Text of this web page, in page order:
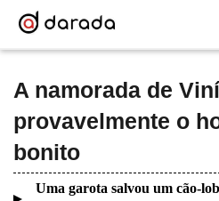
A namorada de
provavelmente o
bonito
Uma garota salvou um cão-